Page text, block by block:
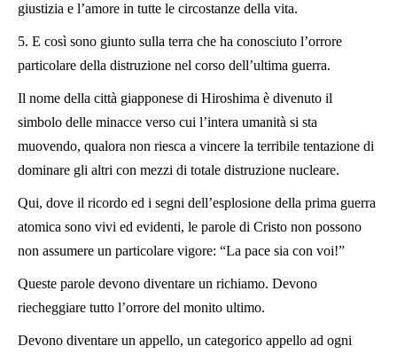
giustizia e l’amore in tutte le circostanze della vita.
5. E così sono giunto sulla terra che ha conosciuto l’orrore
particolare della distruzione nel corso dell’ultima guerra.
Il nome della città giapponese di Hiroshima è divenuto il
simbolo delle minacce verso cui l’intera umanità si sta
muovendo, qualora non riesca a vincere la terribile tentazione di
dominare gli altri con mezzi di totale distruzione nucleare.
Qui, dove il ricordo ed i segni dell’esplosione della prima guerra
atomica sono vivi ed evidenti, le parole di Cristo non possono
non assumere un particolare vigore: “La pace sia con voi!”
Queste parole devono diventare un richiamo. Devono
riecheggiare tutto l’orrore del monito ultimo.
Devono diventare un appello, un categorico appello ad ogni